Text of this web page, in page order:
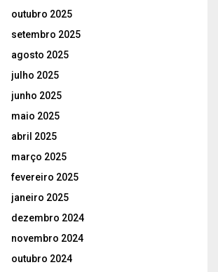
outubro 2025
setembro 2025
agosto 2025
julho 2025
junho 2025
maio 2025
abril 2025
março 2025
fevereiro 2025
janeiro 2025
dezembro 2024
novembro 2024
outubro 2024